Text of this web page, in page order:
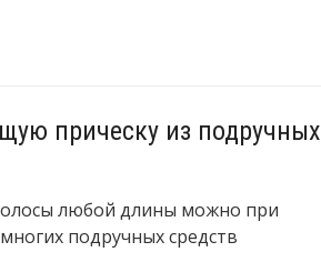
прическу из подручных
любой длины можно при
подручных средств